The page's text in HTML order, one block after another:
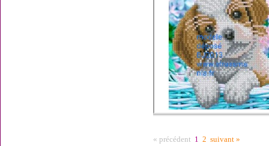
« précédent 1 2 suivant »